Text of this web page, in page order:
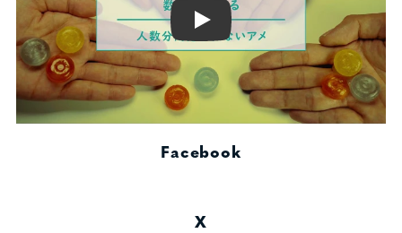
Play
Facebook
X